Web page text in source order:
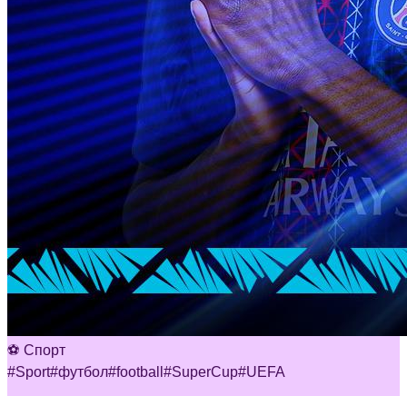
⚽ Спорт
#Sport#футбол#football #SuperCup#UEFA